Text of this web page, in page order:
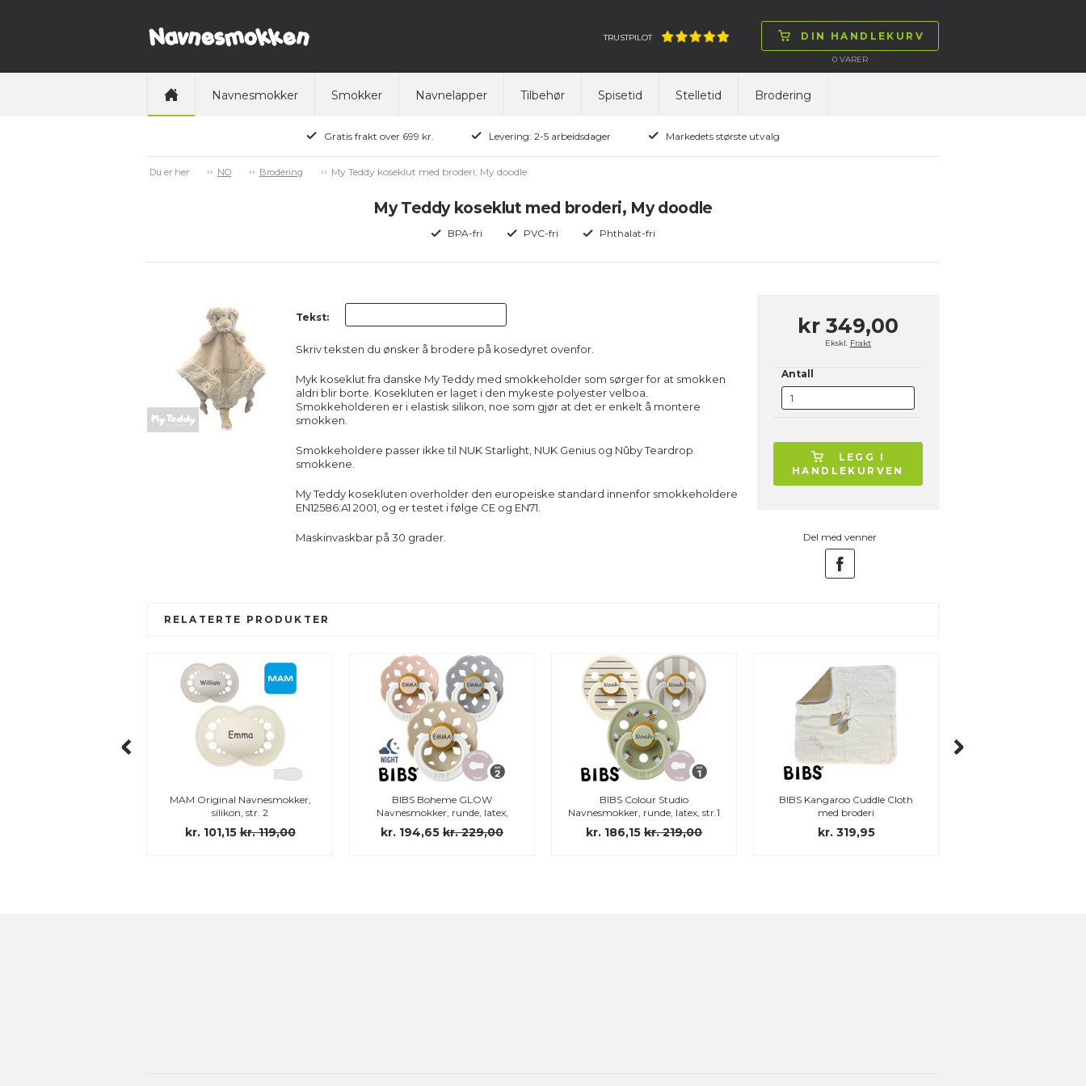
DIN HANDLEKURV
0VARER
TRUSTPILOT
Navnesmokker Smokker Navnelapper Tilbehør Spisetid Stelletid Brodering
Gratis frakt over 699 kr. Levering: 2-5 arbeidsdager Markedets største utvalg
Du er her NO Brodering My Teddy koseklut med broderi, My doodle
My Teddy koseklut med broderi, My doodle
BPA-fri PVC-fri Phthalat-fri
Tekst:
Skriv teksten du ønsker å brodere på kosedyret ovenfor.
Myk koseklut fra danske My Teddy med smokkeholder som sørger for at smokken
aldri blir borte. Kosekluten er laget i den mykeste polyester velboa.
Smokkeholderen er i elastisk silikon, noe som gjør at det er enkelt å montere
smokken.
Smokkeholdere passer ikke til NUK Starlight, NUK Genius og Nûby Teardrop
smokkene.
My Teddy kosekluten overholder den europeiske standard innenfor smokkeholdere
EN12586:A1 2001, og er testet i følge CE og EN71.
Maskinvaskbar på 30 grader.
kr 349,00
Ekskl. Frakt
Antall
LEGG I
HANDLEKURVEN
Del med venner
RELATERTE PRODUKTER
MAM Original Navnesmokker,
silikon, str. 2
kr. 101,15 kr. 119,00
BIBS Boheme GLOW
Navnesmokker, runde, latex,
str.2
kr. 194,65 kr. 229,00
BIBS Colour Studio
Navnesmokker, runde, latex, str.1
kr. 186,15 kr. 219,00
BIBS Kangaroo Cuddle Cloth
med broderi
kr. 319,95